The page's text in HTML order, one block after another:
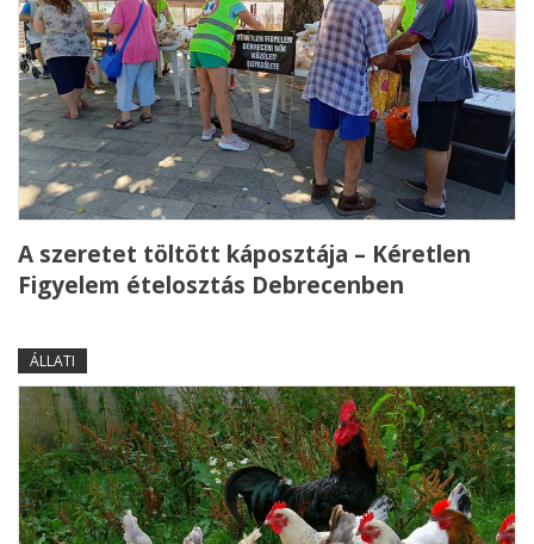
A szeretet töltött káposztája – Kéretlen
Figyelem ételosztás Debrecenben
ÁLLATI